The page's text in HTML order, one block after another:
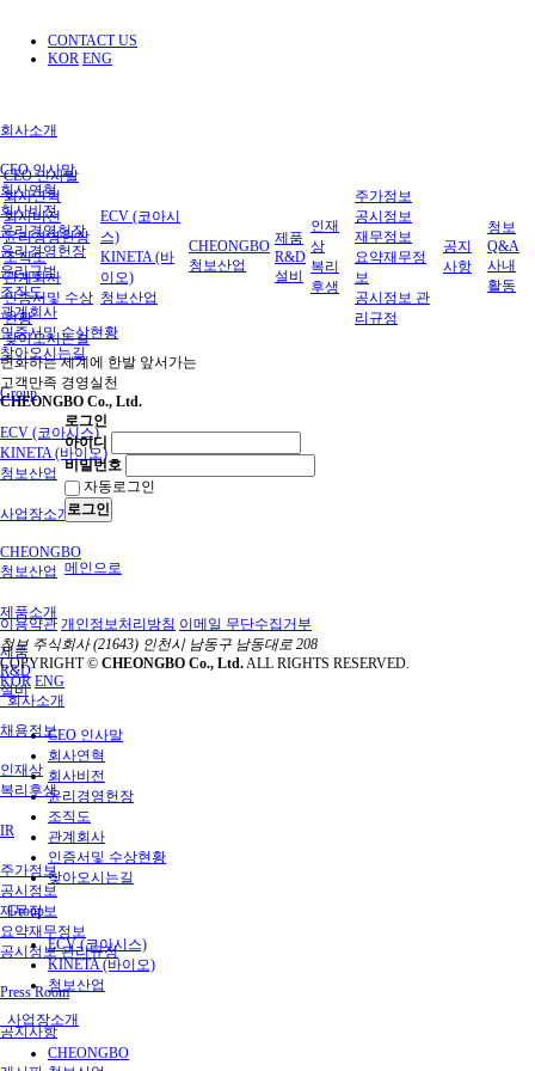
CONTACT US
KOR ENG
회사소개
CEO 인사말
회사연혁
회사비전
윤리경영헌장
윤리경영헌장
윤리규범
조직도
관계회사
인증서및 수상현황
찾아오시는길
Group
ECV (코아시스)
KINETA (바이오)
청보산업
사업장소개
CHEONGBO
청보산업
제품소개
제품
R&D
설비
채용정보
인재상
복리후생
IR
주가정보
공시정보
재무정보
요약재무정보
공시정보 관리규정
Press Room
공지사항
CEO 인사말
회사연혁
회사비전
윤리경영헌장
조직도
관계회사
인증서및 수상
현황
찾아오시는길
ECV (코아시
스)
KINETA (바
이오)
청보산업
CHEONGBO
청보산업
제품
R&D
설비
인재
상
복리
후생
주가정보
공시정보
재무정보
요약재무정
보
공시정보 관
리규정
공지
사항
청보
Q&A
사내
활동
변화하는 세계에 한발 앞서가는
고객만족 경영실천
CHEONGBO Co., Ltd.
로그인
아이디
비밀번호
자동로그인
로그인
메인으로
이용약관 개인정보처리방침 이메일 무단수집거부
청보 주식회사(21643) 인천시 남동구 남동대로 208
COPYRIGHT © CHEONGBO Co., Ltd.ALL RIGHTS RESERVED.
KOR ENG
회사소개
CEO 인사말
회사연혁
회사비전
윤리경영헌장
조직도
관계회사
인증서및 수상현황
찾아오시는길
Group
ECV (코아시스)
KINETA (바이오)
청보산업
사업장소개
CHEONGBO